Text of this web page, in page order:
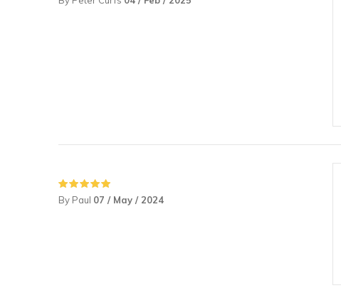
By Paul 07 / May / 2024